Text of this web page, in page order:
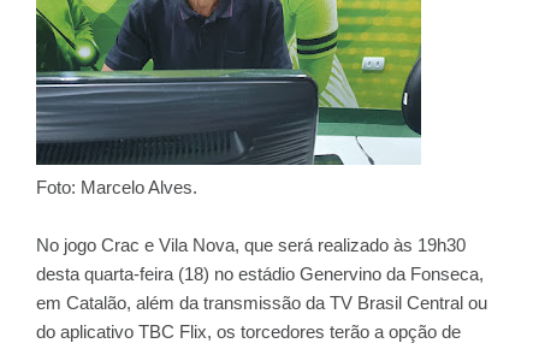
Foto: Marcelo Alves.
No jogo Crac e Vila Nova, que será realizado às 19h30
desta quarta-feira (18) no estádio Genervino da Fonseca,
em Catalão, além da transmissão da TV Brasil Central ou
do aplicativo TBC Flix, os torcedores terão a opção de